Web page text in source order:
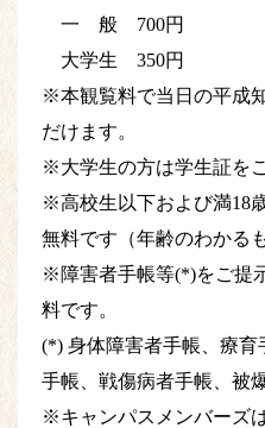
一 般 700円
大学生 350円
※本観覧料で当日の平成
だけます。
※大学生の方は学生証を
※高校生以下および満18
無料です（年齢のわかる
※障害者手帳等(*)をご提
料です。
(*) 身体障害者手帳、療
手帳、戦傷病者手帳、被
※キャンパスメンバーズ